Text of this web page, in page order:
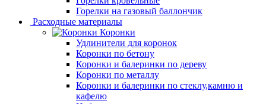
Горелки на газовый баллончик
Расходные материалы
Коронки
Удлинители для коронок
Коронки по бетону
Коронки и балеринки по дереву
Коронки по металлу
Коронки и балеринки по стеклу,камню и
кафелю